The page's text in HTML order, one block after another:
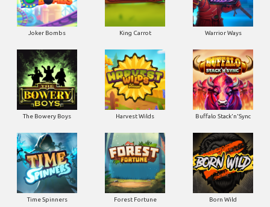
Joker Bombs King Carrot Warrior Ways
The Bowery Boys Harvest Wilds Buffalo Stack'n'Sync
Time Spinners Forest Fortune Born Wild